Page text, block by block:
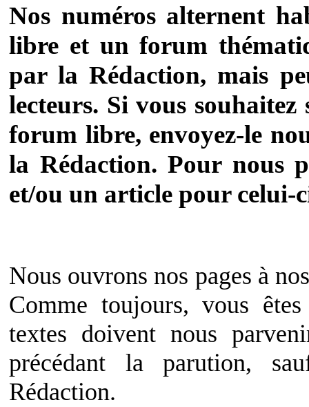
Nos numéros alternent
libre et un forum
par la Rédaction, mais
lecteurs. Si vous
forum libre, envoyez-le
la Rédaction. Pour nous
et/ou un article pour celui-
Nous ouvrons nos pages à
Comme toujours, vous
textes doivent nous
précédant la parution,
Rédaction.